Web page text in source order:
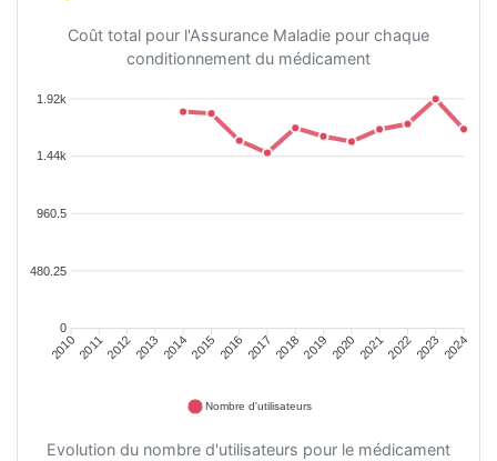
Coût total pour l'Assurance Maladie pour chaque
conditionnement du médicament
1.92k
1.44k
960.5
480.25
0
2010201120122013 20142015 2016 2017 20182019 2020 202120222023 2024
Nombre d'utilisateurs
Evolution du nombre d'utilisateurs pour le médicament